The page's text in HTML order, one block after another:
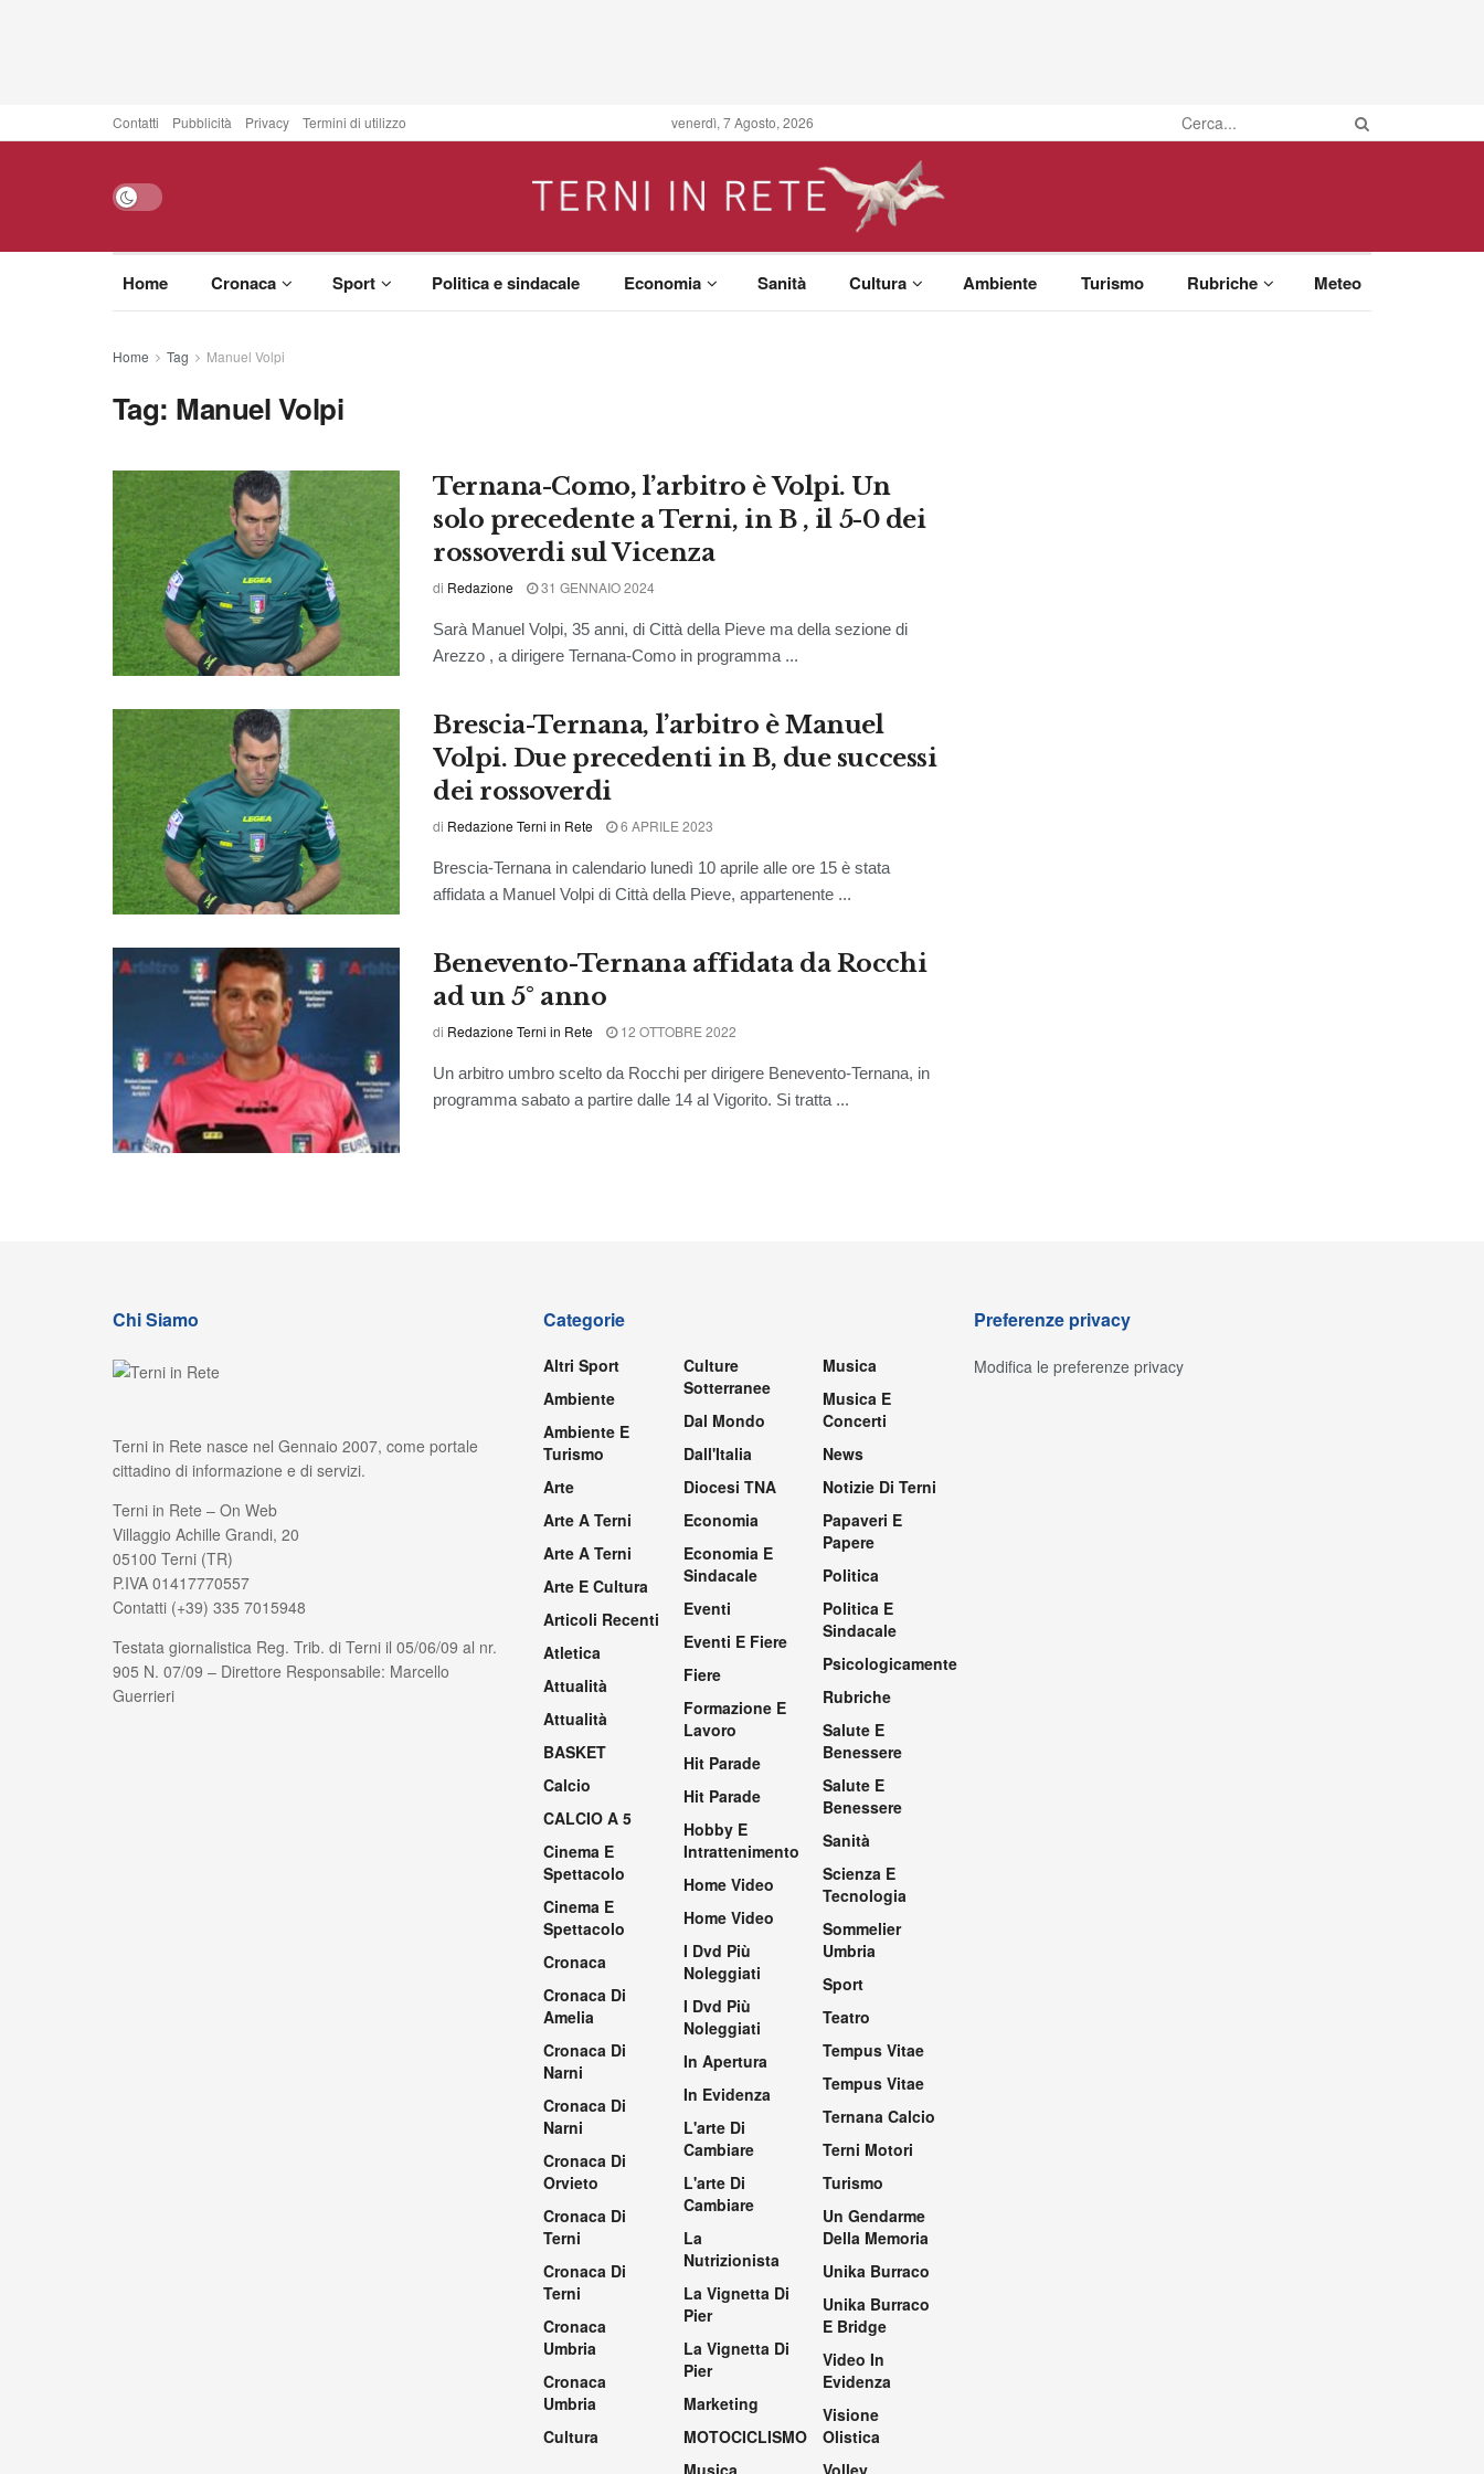
Contatti Pubblicità Privacy Termini di utilizzo venerdì, 7 Agosto, 2026
Home Cronaca Sport Politica e sindacale Economia Sanità Cultura Ambiente Turismo Rubriche Meteo
Home Tag Manuel Volpi
Tag: Manuel Volpi
Ternana-Como, l’arbitro è Volpi. Un
solo precedente a Terni, in B , il 5-0 dei
rossoverdi sul Vicenza
di Redazione 31 GENNAIO 2024
Sarà Manuel Volpi, 35 anni, di Città della Pieve ma della sezione di
Arezzo , a dirigere Ternana-Como in programma ...
Brescia-Ternana, l’arbitro è Manuel
Volpi. Due precedenti in B, due successi
dei rossoverdi
di Redazione Terni in Rete 6 APRILE 2023
Brescia-Ternana in calendario lunedì 10 aprile alle ore 15 è stata
affidata a Manuel Volpi di Città della Pieve, appartenente ...
Benevento-Ternana affidata da Rocchi
ad un 5° anno
di Redazione Terni in Rete 12 OTTOBRE 2022
Un arbitro umbro scelto da Rocchi per dirigere Benevento-Ternana, in
programma sabato a partire dalle 14 al Vigorito. Si tratta ...
Chi Siamo
Terni in Rete nasce nel Gennaio 2007, come portale
cittadino di informazione e di servizi.
Terni in Rete – On Web
Villaggio Achille Grandi, 20
05100 Terni (TR)
P.IVA 01417770557
Contatti (+39) 335 7015948
Testata giornalistica Reg. Trib. di Terni il 05/06/09 al nr.
905 N. 07/09 – Direttore Responsabile: Marcello
Guerrieri
Categorie
Altri Sport
Ambiente
Ambiente E
Turismo
Arte
Arte A Terni
Arte A Terni
Arte E Cultura
Articoli Recenti
Atletica
Attualità
Attualità
BASKET
Calcio
CALCIO A 5
Cinema E
Spettacolo
Cinema E
Spettacolo
Cronaca
Cronaca Di
Amelia
Cronaca Di
Narni
Cronaca Di
Narni
Cronaca Di
Orvieto
Cronaca Di
Terni
Cronaca Di
Terni
Cronaca
Umbria
Cronaca
Umbria
Cultura
Culture
Sotterranee
Dal Mondo
Dall'Italia
Diocesi TNA
Economia
Economia E
Sindacale
Eventi
Eventi E Fiere
Fiere
Formazione E
Lavoro
Hit Parade
Hit Parade
Hobby E
Intrattenimento
Home Video
Home Video
I Dvd Più
Noleggiati
I Dvd Più
Noleggiati
In Apertura
In Evidenza
L'arte Di
Cambiare
L'arte Di
Cambiare
La
Nutrizionista
La Vignetta Di
Pier
La Vignetta Di
Pier
Marketing
MOTOCICLISMO
Musica
Musica
Musica E
Concerti
News
Notizie Di Terni
Papaveri E
Papere
Politica
Politica E
Sindacale
Psicologicamente
Rubriche
Salute E
Benessere
Salute E
Benessere
Sanità
Scienza E
Tecnologia
Sommelier
Umbria
Sport
Teatro
Tempus Vitae
Tempus Vitae
Ternana Calcio
Terni Motori
Turismo
Un Gendarme
Della Memoria
Unika Burraco
Unika Burraco
E Bridge
Video In
Evidenza
Visione
Olistica
Volley
Preferenze privacy
Modifica le preferenze privacy